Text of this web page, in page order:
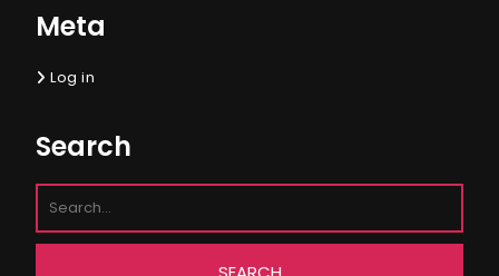
Meta
Log in
Search